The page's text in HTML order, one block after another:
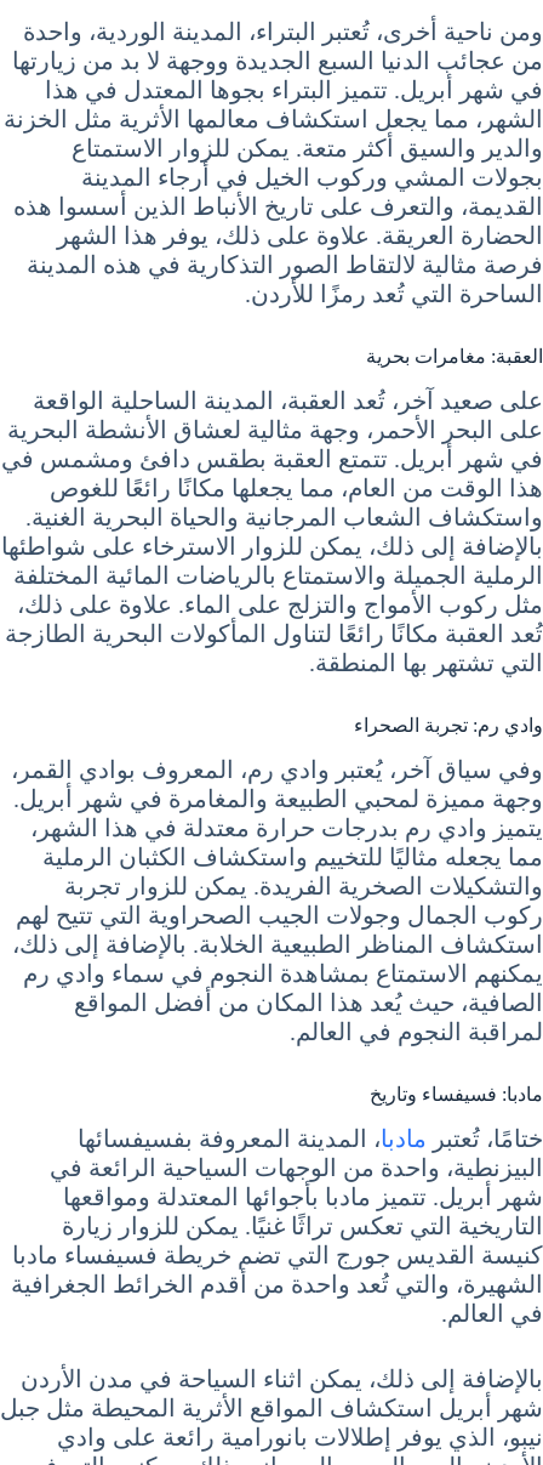
ومن ناحية أخرى، تُعتبر البتراء، المدينة الوردية، واحدة
من عجائب الدنيا السبع الجديدة ووجهة لا بد من زيارتها
في شهر أبريل. تتميز البتراء بجوها المعتدل في هذا
الشهر، مما يجعل استكشاف معالمها الأثرية مثل الخزنة
والدير والسيق أكثر متعة. يمكن للزوار الاستمتاع
بجولات المشي وركوب الخيل في أرجاء المدينة
القديمة، والتعرف على تاريخ الأنباط الذين أسسوا هذه
الحضارة العريقة. علاوة على ذلك، يوفر هذا الشهر
فرصة مثالية لالتقاط الصور التذكارية في هذه المدينة
الساحرة التي تُعد رمزًا للأردن.
العقبة: مغامرات بحرية
على صعيد آخر، تُعد العقبة، المدينة الساحلية الواقعة
على البحر الأحمر، وجهة مثالية لعشاق الأنشطة البحرية
في شهر أبريل. تتمتع العقبة بطقس دافئ ومشمس في
هذا الوقت من العام، مما يجعلها مكانًا رائعًا للغوص
واستكشاف الشعاب المرجانية والحياة البحرية الغنية.
بالإضافة إلى ذلك، يمكن للزوار الاسترخاء على شواطئها
الرملية الجميلة والاستمتاع بالرياضات المائية المختلفة
مثل ركوب الأمواج والتزلج على الماء. علاوة على ذلك،
تُعد العقبة مكانًا رائعًا لتناول المأكولات البحرية الطازجة
التي تشتهر بها المنطقة.
وادي رم: تجربة الصحراء
وفي سياق آخر، يُعتبر وادي رم، المعروف بوادي القمر،
وجهة مميزة لمحبي الطبيعة والمغامرة في شهر أبريل.
يتميز وادي رم بدرجات حرارة معتدلة في هذا الشهر،
مما يجعله مثاليًا للتخييم واستكشاف الكثبان الرملية
والتشكيلات الصخرية الفريدة. يمكن للزوار تجربة
ركوب الجمال وجولات الجيب الصحراوية التي تتيح لهم
استكشاف المناظر الطبيعية الخلابة. بالإضافة إلى ذلك،
يمكنهم الاستمتاع بمشاهدة النجوم في سماء وادي رم
الصافية، حيث يُعد هذا المكان من أفضل المواقع
لمراقبة النجوم في العالم.
مادبا: فسيفساء وتاريخ
ختامًا، تُعتبر مادبا، المدينة المعروفة بفسيفسائها
البيزنطية، واحدة من الوجهات السياحية الرائعة في
شهر أبريل. تتميز مادبا بأجوائها المعتدلة ومواقعها
التاريخية التي تعكس تراثًا غنيًا. يمكن للزوار زيارة
كنيسة القديس جورج التي تضم خريطة فسيفساء مادبا
الشهيرة، والتي تُعد واحدة من أقدم الخرائط الجغرافية
في العالم.
بالإضافة إلى ذلك، يمكن اثناء السياحة في مدن الأردن
شهر أبريل استكشاف المواقع الأثرية المحيطة مثل جبل
نيبو، الذي يوفر إطلالات بانورامية رائعة على وادي